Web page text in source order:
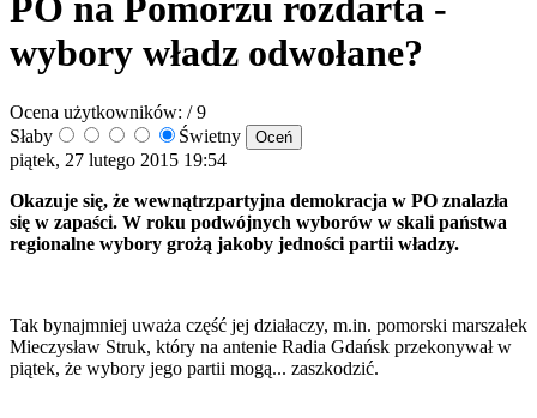
wybory władz odwołane?
Ocena użytkowników: / 9
Słaby
Świetny
piątek, 27 lutego 2015 19:54
Okazuje się, że wewnątrzpartyjna demokracja w PO znalazła
się w zapaści. W roku podwójnych wyborów w skali państwa
regionalne wybory grożą jakoby jedności partii władzy.
Tak bynajmniej uważa część jej działaczy, m.in. pomorski marszałek
Mieczysław Struk, który na antenie Radia Gdańsk przekonywał w
piątek, że wybory jego partii mogą... zaszkodzić.